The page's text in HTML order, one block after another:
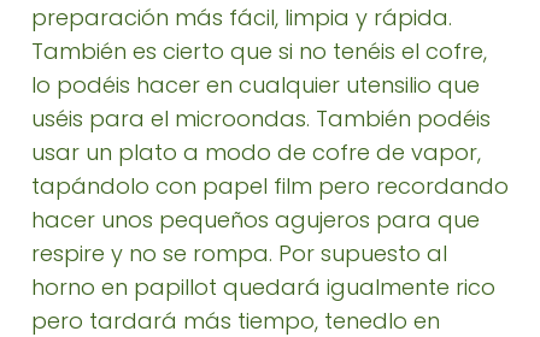
preparación más fácil, limpia y rápida.
También es cierto que si no tenéis el cofre,
lo podéis hacer en cualquier utensilio que
uséis para el microondas. También podéis
usar un plato a modo de cofre de vapor,
tapándolo con papel film pero recordando
hacer unos pequeños agujeros para que
respire y no se rompa. Por supuesto al
horno en papillot quedará igualmente rico
pero tardará más tiempo, tenedlo en